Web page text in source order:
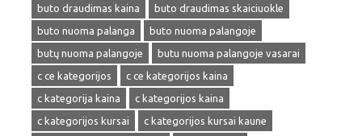
buto draudimas kaina
buto draudimas skaiciuokle
buto nuoma palanga
buto nuoma palangoje
butų nuoma palangoje
butu nuoma palangoje vasarai
c ce kategorijos
c ce kategorijos kaina
c kategorija kaina
c kategorijos kaina
c kategorijos kursai
c kategorijos kursai kaune